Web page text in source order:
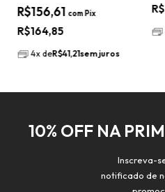
R$164,85
R$156,61 com Pix
4x deR$41,21sem juros
10% OFF NA
Inscreva-
notificado de